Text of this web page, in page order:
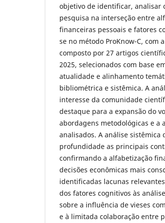
objetivo de identificar, analisar
pesquisa na interseção entre
financeiras pessoais e fatores
se no método ProKnow-C,
composto por 27 artigos
2025, selecionados com base
atualidade e alinhamento
bibliométrica e sistêmica. A
interesse da comunidade
destaque para a expansão do
abordagens metodológicas e a
analisados. A análise
profundidade as principais
confirmando a alfabetização
decisões econômicas mais
identificadas lacunas
dos fatores cognitivos às
sobre a influência de vieses
e à limitada colaboração entre